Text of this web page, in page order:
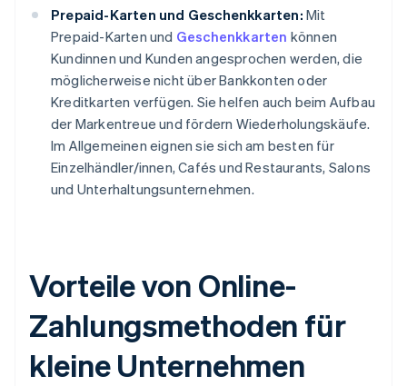
Prepaid-Karten und Geschenkkarten: Mit
Prepaid-Karten und Geschenkkarten können
Kundinnen und Kunden angesprochen werden, die
möglicherweise nicht über Bankkonten oder
Kreditkarten verfügen. Sie helfen auch beim Aufbau
der Markentreue und fördern Wiederholungskäufe.
Im Allgemeinen eignen sie sich am besten für
Einzelhändler/innen, Cafés und Restaurants, Salons
und Unterhaltungsunternehmen.
Vorteile von Online-
Zahlungsmethoden für
kleine Unternehmen